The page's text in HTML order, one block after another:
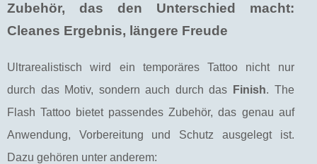
Zubehör, das den Unterschied macht:
Cleanes Ergebnis, längere Freude
Ultrarealistisch wird ein temporäres Tattoo nicht nur
durch das Motiv, sondern auch durch das
Finish. The
Flash Tattoo bietet passendes Zubehör, das genau auf
Anwendung, Vorbereitung und Schutz ausgelegt ist.
Dazu gehören unter anderem: